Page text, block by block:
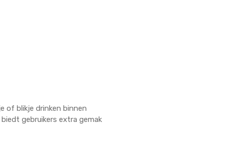
of blikje drinken binnen
gebruikers extra gemak